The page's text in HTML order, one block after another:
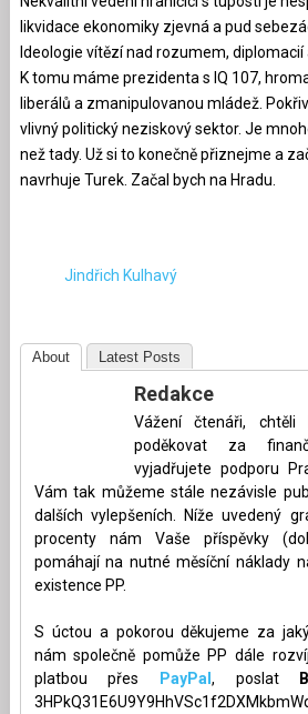
likvidace ekonomiky zjevná a pud
Ideologie vítězí nad rozumem, diplomacií
K tomu máme prezidenta s IQ 107,
liberálů a zmanipulovanou mládež.
vlivný politický neziskový sektor. Je
než tady. Už si to konečně přiznejme a
navrhuje Turek. Začal bych na Hradu.
Jindřich Kulhavý
About Latest Posts
Redakce
Vážení čtenáři, chtěli
poděkovat za
vyjadřujete podporu
Vám tak můžeme stále nezávisle
dalších vylepšeních. Níže uvedený
procenty nám Vaše příspěvky
pomáhají na nutné měsíční náklady
existence PP.
S úctou a pokorou děkujeme za
nám společně pomůže PP dále
platbou přes
PayPal, poslat